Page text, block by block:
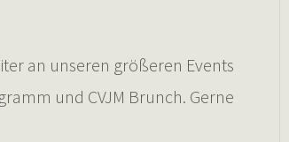
an unseren größeren Events
und CVJM Brunch. Gerne